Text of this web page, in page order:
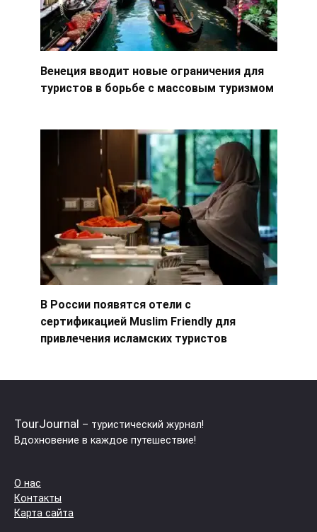
Венеция вводит новые ограничения для
туристов в борьбе с массовым туризмом
В России появятся отели с
сертификацией Muslim Friendly для
привлечения исламских туристов
TourJournal – туристический журнал!
Вдохновение в каждое путешествие!
О нас
Контакты
Карта сайта